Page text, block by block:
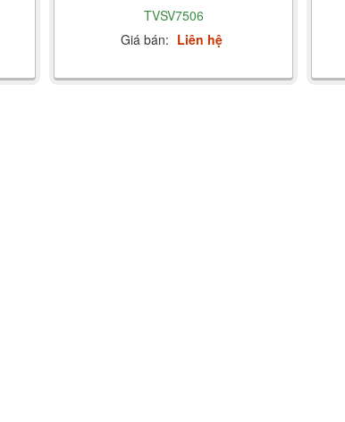
TVSV7506
Giá bán: Liên hệ